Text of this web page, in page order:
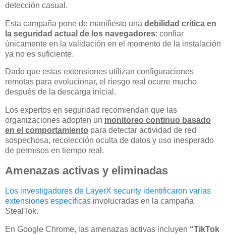
detección casual.
Esta campaña pone de manifiesto una debilidad crítica en
la seguridad actual de los navegadores: confiar
únicamente en la validación en el momento de la instalación
ya no es suficiente.
Dado que estas extensiones utilizan configuraciones
remotas para evolucionar, el riesgo real ocurre mucho
después de la descarga inicial.
Los expertos en seguridad recomiendan que las
organizaciones adopten un monitoreo continuo basado
en el comportamiento para detectar actividad de red
sospechosa, recolección oculta de datos y uso inesperado
de permisos en tiempo real.
Amenazas activas y eliminadas
Los investigadores de LayerX security identificaron varias
extensiones específicas involucradas en la campaña
StealTok.
En Google Chrome, las amenazas activas incluyen “TikTok